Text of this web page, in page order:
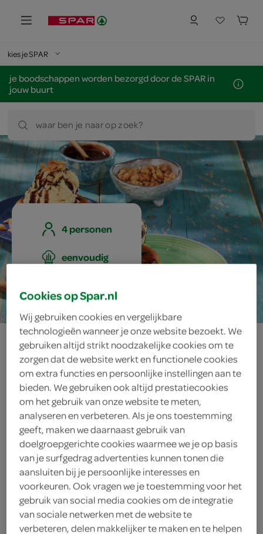
kies je SPAR
je boodschappen worden bezorgd door de SPAR in
jouw buurt
waar ben je naar op zoek?
4 personen
eenvoudig
gebakken donut
met ijs,
chocosaus en
pinda’s
ingrediënten
Cookies op Spar.nl
Wij gebruiken cookies en vergelijkbare
technologieën wanneer je onze website bezoekt. We
gebruiken altijd strikt noodzakelijke cookies om te
zorgen dat de website werkt en functionele cookies
om extra functies en persoonlijke instellingen aan te
bieden. We gebruiken ook altijd prestatiecookies
om het gebruik van onze website te meten,
analyseren en verbeteren. Als je ons toestemming
geeft, maken we daarnaast gebruik van
doelgroepgerichte cookies waarmee we je op basis
van je surfgedrag advertenties kunnen tonen die
aansluiten bij je persoonlijke interesses en
voorkeuren. Ook vragen we je toestemming voor het
gebruik van social media cookies om de integratie
van sociale netwerken met de website te
verbeteren, delen makkelijker te maken en te helpen